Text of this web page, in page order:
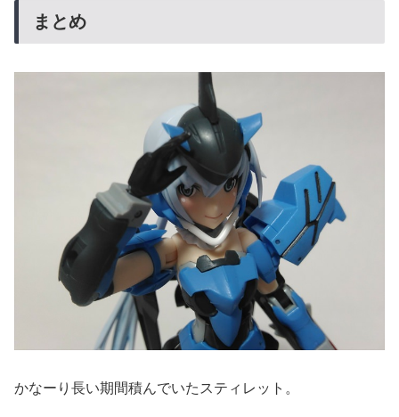
まとめ
かなーり長い期間積んでいたスティレット。